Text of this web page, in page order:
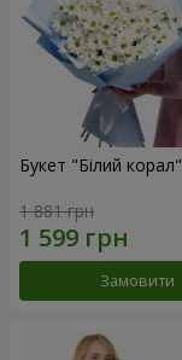
Букет "Білий корал"
1 881 грн
Замовити